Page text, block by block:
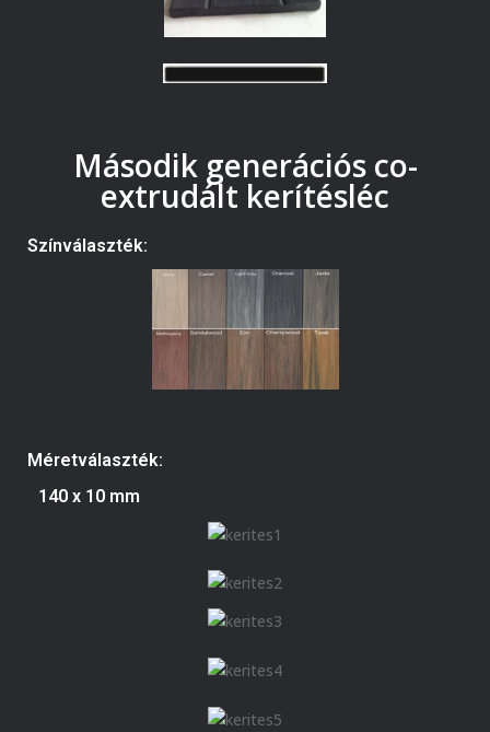
Második generációs co-
extrudált kerítésléc
Színválaszték:
Méretválaszték:
140 x 10 mm